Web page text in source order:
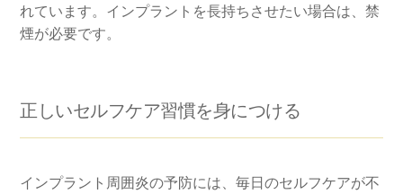
れています。インプラントを長持ちさせたい場合は、禁
煙が必要です。
正しいセルフケア習慣を身につける
インプラント周囲炎の予防には、毎日のセルフケアが不